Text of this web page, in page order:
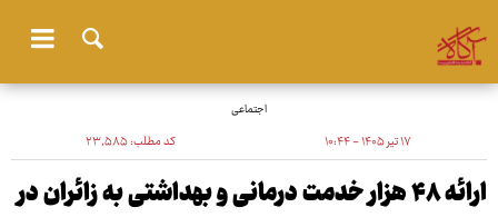
اجتماعی
۱۷ تیر ۱۴۰۵ - ۱۰:۴۴ کد مطلب:۲۳٬۵۸۵
ارائه ۴۸ هزار خدمت درمانی و بهداشتی به زائران در